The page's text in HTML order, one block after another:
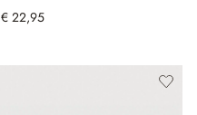
€ 22,95